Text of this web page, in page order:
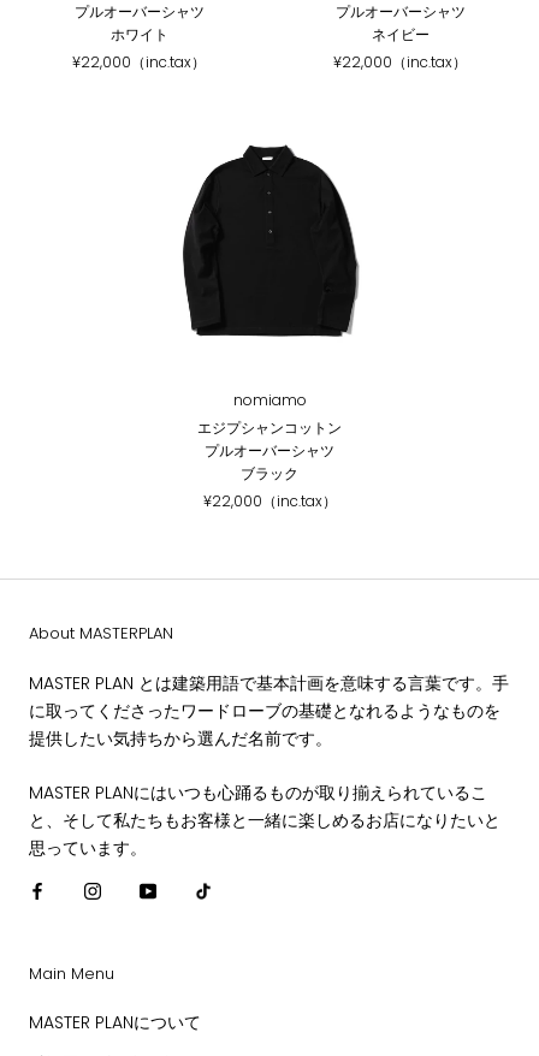
プルオーバーシャツ
ホワイト
¥22,000（inc.tax）
プルオーバーシャツ
ネイビー
¥22,000（inc.tax）
nomiamo
エジプシャンコットン
プルオーバーシャツ
ブラック
¥22,000（inc.tax）
About MASTERPLAN
MASTER PLAN とは建築用語で基本計画を意味する言葉です。手
に取ってくださったワードローブの基礎となれるようなものを
提供したい気持ちから選んだ名前です。
MASTER PLANにはいつも心踊るものが取り揃えられているこ
と、そして私たちもお客様と一緒に楽しめるお店になりたいと
思っています。
Main Menu
MASTER PLANについて